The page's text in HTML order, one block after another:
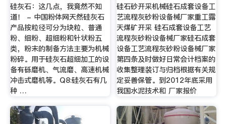
硅灰石：这几点，我竟然不知
道！ - 中国粉体网天然硅灰石
产品按粒径可分为块粒、普通
粉、细粉、超细粉和针状粉五
类，粉末的制备方法主要为机械
粉碎。用于硅灰石超细加工的设
备有砾磨机、气流磨、高速机械
冲击式磨机等。Q8:硅灰石有几
种 …
硅石砂开采机械硅石成套设备工
艺流程灰砂粉设备械厂家重工露
天煤矿开采 硅石成套设备工艺
流程灰砂粉设备械厂家硅石成套
设备工艺流程灰砂粉设备械厂家
第四条及时做好日常会计档案的
收集整理装订与归档根据有关规
定妥善保管。到2012年底采用
我国水泥技术和 厂家报价